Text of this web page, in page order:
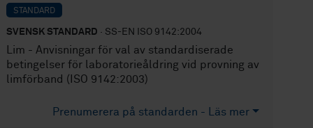
STANDARD
SVENSK STANDARD · SS-EN ISO 9142:2004
Lim - Anvisningar för val av standardiserade
betingelser för laboratorieåldring vid provning av
limförband (ISO 9142:2003)
Prenumerera på standarden - Läs mer